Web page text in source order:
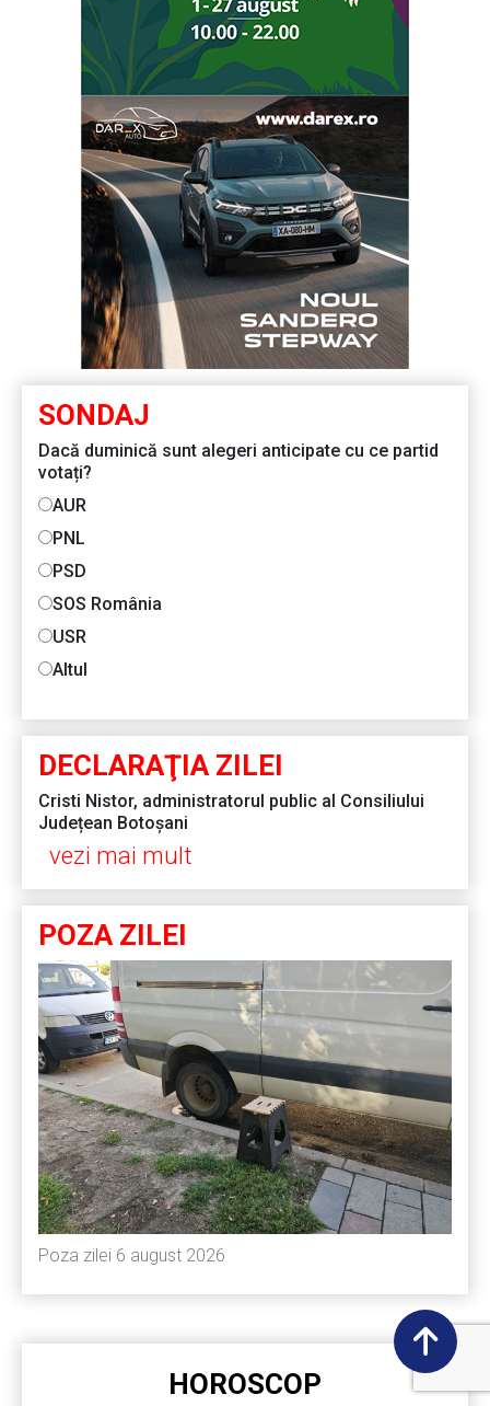
SONDAJ
Dacă duminică sunt alegeri anticipate cu ce partid
votați?
AUR
PNL
PSD
SOS România
USR
Altul
DECLARAŢIA ZILEI
Cristi Nistor, administratorul public al Consiliului
Județean Botoșani
vezi mai mult
POZA ZILEI
Poza zilei 6 august 2026
HOROSCOP